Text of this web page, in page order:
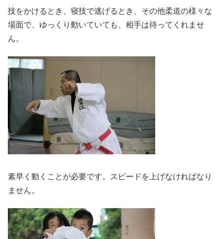
技をかけるとき、寝技で逃げるとき、その他柔道の様々な
場面で、ゆっくり動いていても、相手は待ってくれませ
ん。
素早く動くことが必要です。スピードを上げなければなり
ません。